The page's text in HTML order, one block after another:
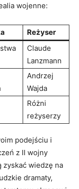
wojenne:
Reżyser
Claude
Lanzmann
Andrzej
Wajda
Różni
reżyserzy
podejściu i
z II wojny
zyskać wiedzę na
dramaty,